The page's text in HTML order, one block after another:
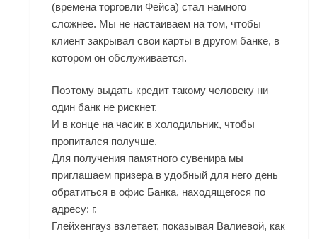
(времена торговли Фейса) стал намного
сложнее. Мы не настаиваем на том, чтобы
клиент закрывал свои карты в другом банке, в
котором он обслуживается.
Поэтому выдать кредит такому человеку ни
один банк не рискнет.
И в конце на часик в холодильник, чтобы
пропитался получше.
Для получения памятного сувенира мы
приглашаем призера в удобный для него день
обратиться в офис Банка, находящегося по
адресу: г.
Глейхенгауз взлетает, показывая Валиевой, как